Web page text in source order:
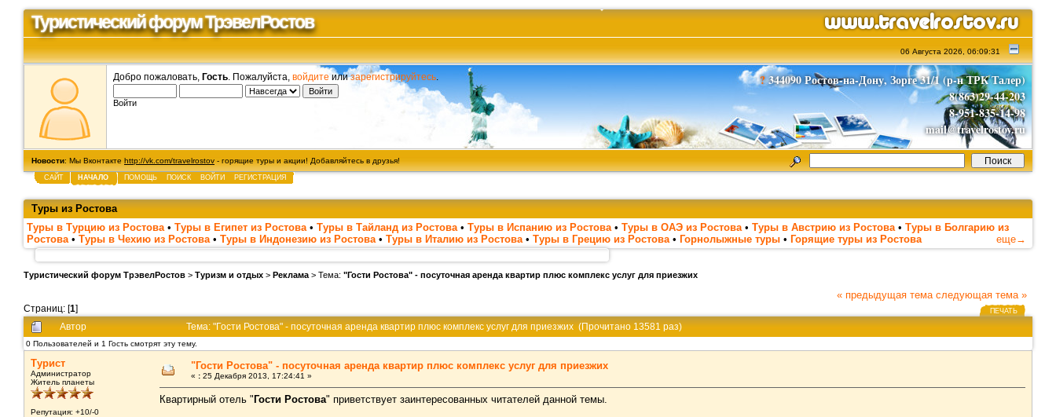
Туристический форум ТрэвелРостов
06 Августа 2026, 06:09:31
?344090 Ростов-на-Дону, Зорге 31/1 (р-н ТРК Талер)
8(863)29-44-203
8-951-835-14-98
mail@travelrostov.ru
Добро пожаловать, Гость . Пожалуйста, войдитеилизарегистрируйтесь
Войти
Новости: Мы Вконтакте http://vk.com/travelrostov - горящие туры и акции! Добавляйтесь в друзья!
САЙТ НАЧАЛО ПОМОЩЬ ПОИСК ВОЙТИ РЕГИСТРАЦИЯ
Туры из Ростова
Туры в Турцию из Ростова • Туры в Египет из Ростова • Туры в Тайланд из Ростова • Туры в Испанию из Ростова • Туры в ОАЭ из Ростова • Туры в Австрию из Ростова • Туры в Болгарию из
Ростова • Туры в Чехию из Ростова • Туры в Индонезию из Ростова • Туры в Италию из Ростова • Туры в Грецию из Ростова • Горнолыжные туры • Горящие туры из Ростова еще→
Туристический форум ТрэвелРостов > Туризм и отдых > Реклама > Тема: "Гости Ростова" - посуточная аренда квартир плюс комплекс услуг для приезжих
Страниц: [1]
« предыдущая тема следующая тема »
ПЕЧАТЬ
Автор Тема: "Гости Ростова" - посуточная аренда квартир плюс комплекс услуг для приезжих (Прочитано 13581 раз)
0 Пользователей и 1 Гость смотрят эту тему.
Турист
Администратор
Житель планеты
Репутация: +10/-0
"Гости Ростова" - посуточная аренда квартир плюс комплекс услуг для приезжих
« : 25 Декабря 2013, 17:24:41 »
Квартирный отель "Гости Ростова" приветствует заинтересованных читателей данной темы.